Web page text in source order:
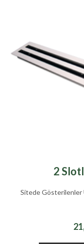
2
Sitede Gösterilenler